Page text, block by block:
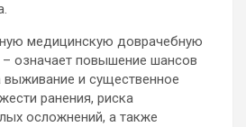
медицинскую доврачебную
означает повышение шансов
выживание и cущecтвeннoе
ранения, риска
осложнений, а также